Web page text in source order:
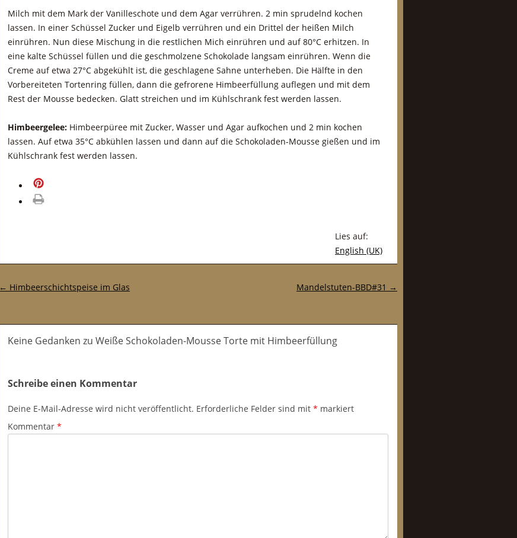
Milch mit dem Mark der Vanilleschote und dem Agar verrühren. 2 min sprudelnd kochen
lassen. In einer Schüssel Zucker und Eigelb verrühren und ein Drittel der heißen Milch
einrühren. Nun diese Mischung in die restlichen Mich einrühren und auf 80°C erhitzen. In
eine kalte Schüssel füllen und die geschmolzene Schokolade langsam einrühren. Wenn die
Creme auf etwa 27°C abgekühlt ist, die geschlagene Sahne unterheben. Die Hälfte in den
Vorbereiteten Tortenring füllen, dann die gefrorene Himbeerfüllung auflegen und mit dem
Rest der Mousse bedecken. Glatt streichen und im Kühlschrank fest werden lassen.
Himbeergelee: Himbeerpüree mit Zucker, Wasser und Agar aufkochen und 2 min kochen
lassen. Auf etwa 35°C abkühlen lassen und dann auf die Schokoladen-Mousse gießen und im
Kühlschrank fest werden lassen.
Lies auf:
English (UK)
Post-Navigation
← Himbeerschichtspeise im Glas Mandelstuten-BBD#31 →
Keine Gedanken zu Weiße Schokoladen-Mousse Torte mit Himbeerfüllung
Schreibe einen Kommentar
Deine E-Mail-Adresse wird nicht veröffentlicht. Erforderliche Felder sind mit * markiert
Kommentar *